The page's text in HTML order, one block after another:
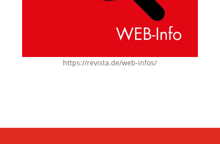
https://revista.de/web-infos/